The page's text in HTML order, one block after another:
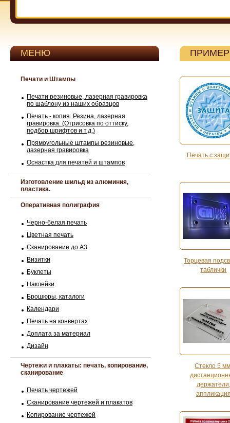
МЕНЮ
Печати и Штампы
Печати резиновые, лазерная гравировка
по шаблону из наших образцов
Печать - копия. Резина, лазерная
гравировка. (Отрисовка по оттиску,
подбор шрифтов и т.д.)
Прямоугольные штампы резиновые,
лазерная гравировка
Оснастка для печатей и штампов
Изготовление шильд из алюминия,
пластика.
Оперативная полиграфия
Черно-белая печать
Цветная печать
Сканирование до А3
Визитки
Буклеты
Наклейки
Брошюры, каталоги
Календари
Печать на конвертах
Доплата за материал
Дизайн
Чертежи и плакаты: печать, копирование,
сканирование
Печать чертежей
Сканирование чертежей и плакатов
Копирование чертежей
Печать с
Торцевая
таблички
Стекло 5
держатели,